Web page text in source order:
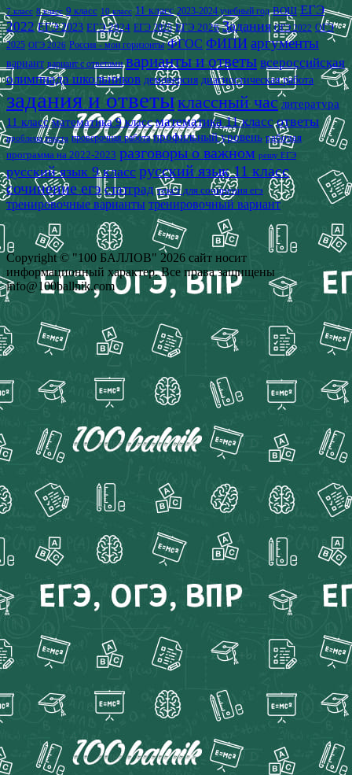
7 класс 8 класс 9 класс 10 класс 11 класс 2023-2024 учебный год ВОШ ЕГЭ
2022 ЕГЭ 2023 ЕГЭ 2024 ЕГЭ 2025 ЕГЭ 2026 Задания ОГЭ 2022 ОГЭ
2025 ОГЭ 2026 Россия - мои горизонты ФГОС ФИПИ аргументы
вариант вариант с ответами варианты и ответы всероссийская
олимпиада школьников демоверсия диагностическая работа
задания и ответыклассный час литература
11 класс математика 9 класс математика 11 класс ответы
проблема текста проверочная работа профильный уровень рабочая
программа на 2022-2023 разговоры о важном решу ЕГЭ
русский язык 9 класс русский язык 11 класс
сочинение егэ статград текст для сочинения егэ
тренировочные варианты тренировочный вариант
Copyright © "100 БАЛЛОВ" 2026 сайт носит
информационный характер. Все права защищены
info@100ballnik.com